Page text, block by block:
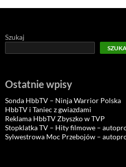
Szukaj
Ostatnie wpisy
Sonda HbbTV – Ninja Warrior Polska
HbbTV i Taniec z gwiazdami
Reklama HbbTV Zbyszko w TVP
Stopklatka TV – Hity filmowe –
Sylwestrowa Moc Przebojów –